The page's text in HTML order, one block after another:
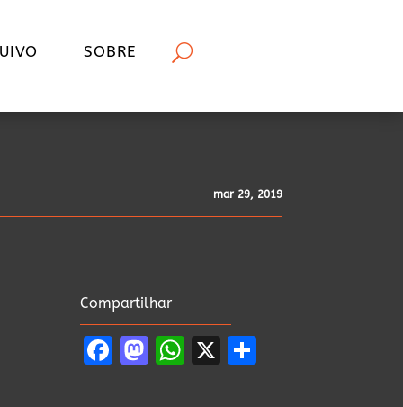
SOBRE
mar 29, 2019
Compartilhar
Facebook
Mastodon
WhatsApp
X